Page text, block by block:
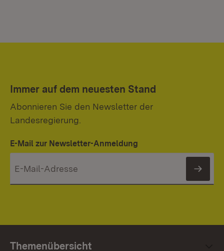
Immer auf dem neuesten Stand
Abonnieren Sie den Newsletter der
Landesregierung.
E-Mail zur Newsletter-Anmeldung
Themenübersicht